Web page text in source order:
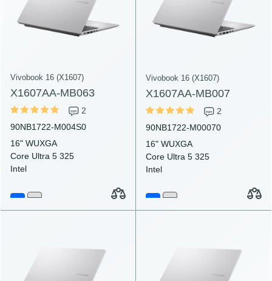
Vivobook 16 (X1607)
X1607AA-MB063
2
90NB1722-M004S0
16" WUXGA
Core Ultra 5 325
Intel
Vivobook 16 (X1607)
X1607AA-MB007
2
90NB1722-M00070
16" WUXGA
Core Ultra 5 325
Intel